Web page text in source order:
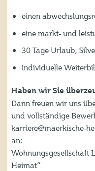
einen
eine markt- und
30 Tage Urlaub,
individuelle
Haben wir Sie
Dann freuen wir uns
und vollständige
karriere@maerkische-
an:
Wohnungsgesellschaft
Heimat“